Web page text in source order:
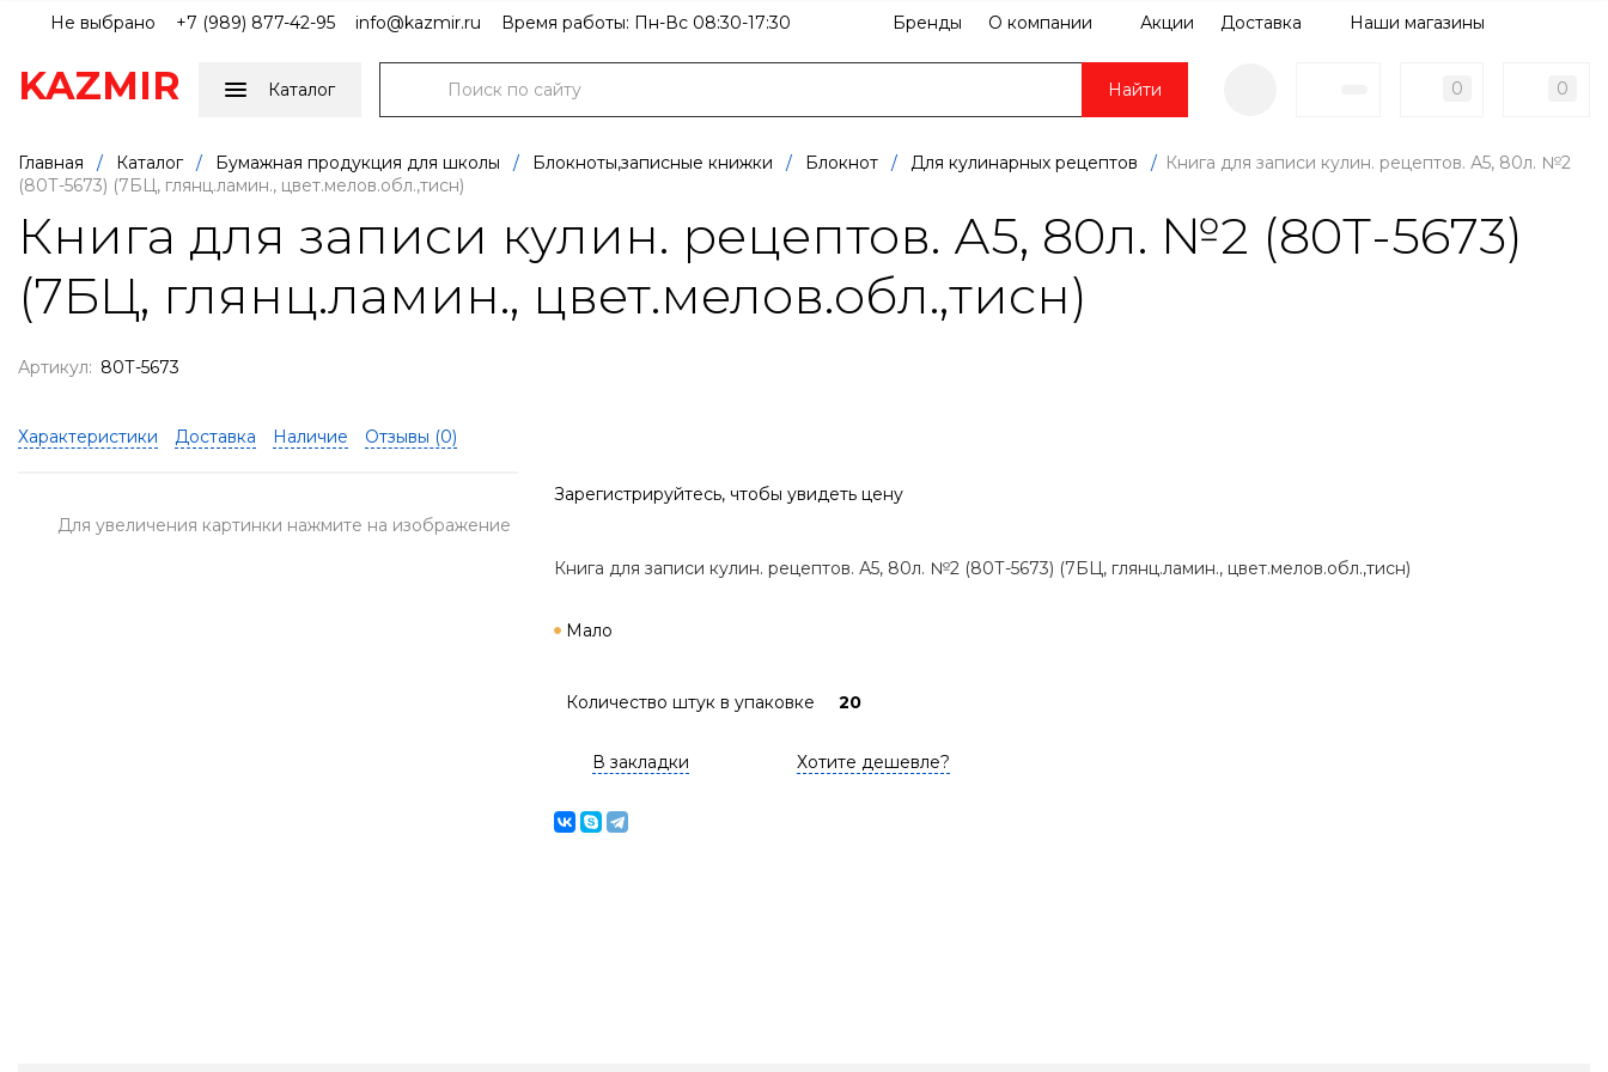
Не выбрано +7 (989) 877-42-95 info@kazmir.ru Время работы: Пн-Вс 08:30-17:30 Бренды О компании Акции Доставка Наши магазины
KAZMIR Каталог 0 0
Найти
Главная / Каталог / Бумажная продукция для школы / Блокноты,записные книжки / Блокнот / Для кулинарных рецептов / Книга для записи кулин. рецептов. А5, 80л. №2
(80Т-5673) (7БЦ, глянц.ламин., цвет.мелов.обл.,тисн)
Книга для записи кулин. рецептов. А5, 80л. №2 (80Т-5673)
(7БЦ, глянц.ламин., цвет.мелов.обл.,тисн)
Артикул: 80Т-5673
Характеристики Доставка Наличие Отзывы (0)
Для увеличения картинки нажмите на изображение
Зарегистрируйтесь, чтобы увидеть цену
Книга для записи кулин. рецептов. А5, 80л. №2 (80Т-5673) (7БЦ, глянц.ламин., цвет.мелов.обл.,тисн)
Мало
Количество штук в упаковке 20
В закладки Хотите дешевле?